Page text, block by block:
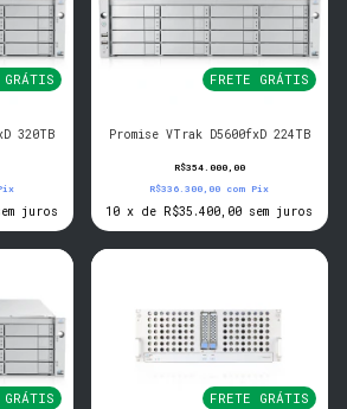
GRÁTIS
320TB
juros
FRETE GRÁTIS
Promise VTrak D5600fxD 224TB
R$354.000,00
R$336.300,00 com Pix
10 x de R$35.400,00 sem juros
GRÁTIS FRETE GRÁTIS